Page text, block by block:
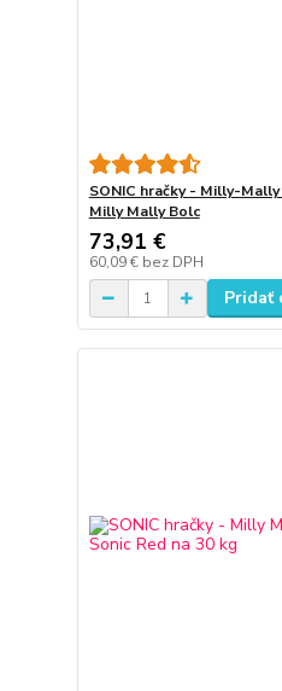
SONIC hračky - Milly-
Milly Mally Bolc
73,91 €
60,09 € bez DPH
Pridať